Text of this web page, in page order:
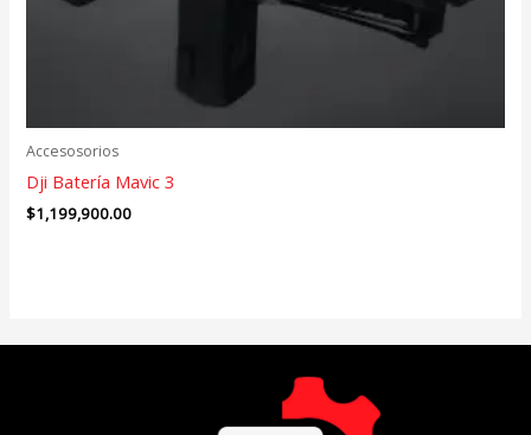
Accesosorios
Dji Batería Mavic 3
$1,199,900.00